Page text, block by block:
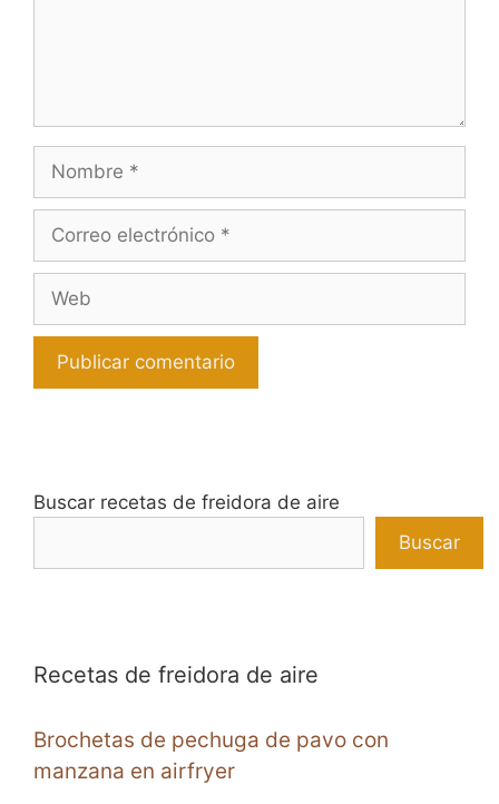
electrónico
Buscar recetas de freidora de aire
Buscar
Recetas de freidora de aire
Brochetas de pechuga de pavo con
manzana en airfryer